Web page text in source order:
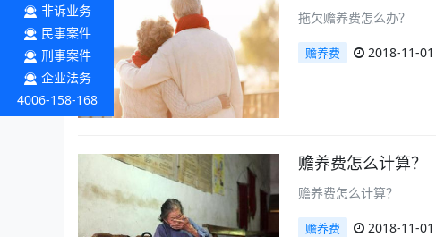
拖欠赡养费怎么办？
赡养费 2018-11-01
赡养费怎么计算？
赡养费怎么计算？
赡养费 2018-11-01
非诉业务
民事案件
刑事案件
企业法务
4006-158-168